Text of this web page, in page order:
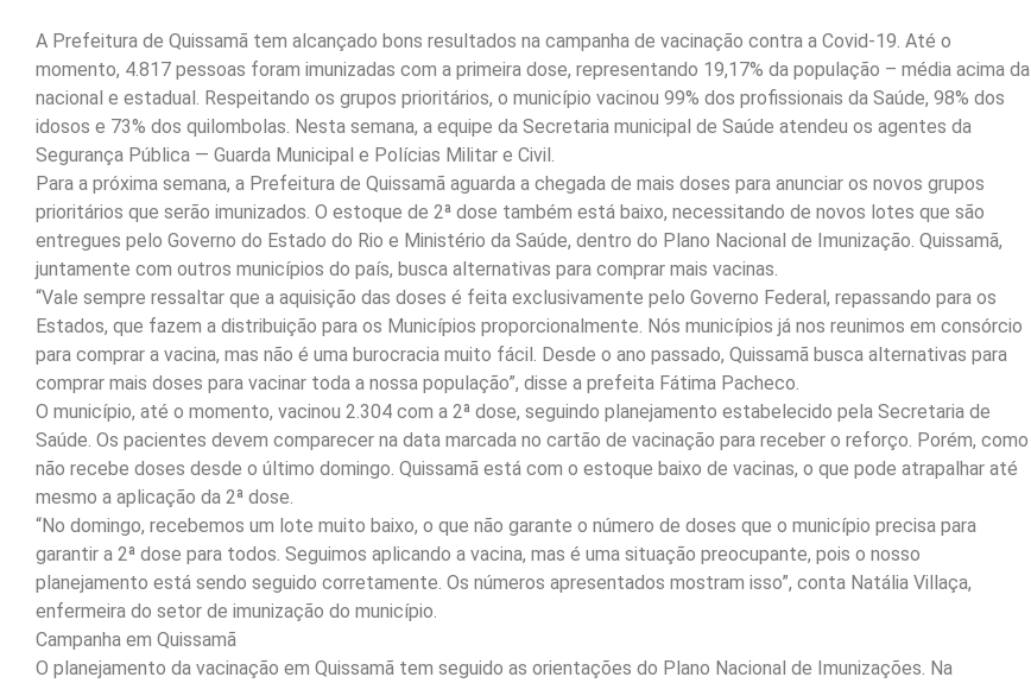
A Prefeitura de Quissamã tem alcançado bons resultados na campanha de vacinação contra a Covid-19. Até o
momento, 4.817 pessoas foram imunizadas com a primeira dose, representando 19,17% da população – média acima da
nacional e estadual. Respeitando os grupos prioritários, o município vacinou 99% dos profissionais da Saúde, 98% dos
idosos e 73% dos quilombolas. Nesta semana, a equipe da Secretaria municipal de Saúde atendeu os agentes da
Segurança Pública — Guarda Municipal e Polícias Militar e Civil.
Para a próxima semana, a Prefeitura de Quissamã aguarda a chegada de mais doses para anunciar os novos grupos
prioritários que serão imunizados. O estoque de 2ª dose também está baixo, necessitando de novos lotes que são
entregues pelo Governo do Estado do Rio e Ministério da Saúde, dentro do Plano Nacional de Imunização. Quissamã,
juntamente com outros municípios do país, busca alternativas para comprar mais vacinas.
“Vale sempre ressaltar que a aquisição das doses é feita exclusivamente pelo Governo Federal, repassando para os
Estados, que fazem a distribuição para os Municípios proporcionalmente. Nós municípios já nos reunimos em consórcio
para comprar a vacina, mas não é uma burocracia muito fácil. Desde o ano passado, Quissamã busca alternativas para
comprar mais doses para vacinar toda a nossa população”, disse a prefeita Fátima Pacheco.
O município, até o momento, vacinou 2.304 com a 2ª dose, seguindo planejamento estabelecido pela Secretaria de
Saúde. Os pacientes devem comparecer na data marcada no cartão de vacinação para receber o reforço. Porém, como
não recebe doses desde o último domingo. Quissamã está com o estoque baixo de vacinas, o que pode atrapalhar até
mesmo a aplicação da 2ª dose.
“No domingo, recebemos um lote muito baixo, o que não garante o número de doses que o município precisa para
garantir a 2ª dose para todos. Seguimos aplicando a vacina, mas é uma situação preocupante, pois o nosso
planejamento está sendo seguido corretamente. Os números apresentados mostram isso”, conta Natália Villaça,
enfermeira do setor de imunização do município.
Campanha em Quissamã
O planejamento da vacinação em Quissamã tem seguido as orientações do Plano Nacional de Imunizações. Na